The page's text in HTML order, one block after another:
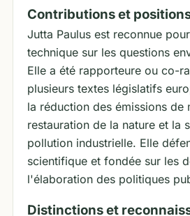
Contributions et
Jutta Paulus est reconnue
technique sur les questions
Elle a été rapporteure ou co-
plusieurs textes législatifs
la réduction des émissions de
restauration de la nature et la
pollution industrielle. Elle
scientifique et fondée sur les
l'élaboration des politiques
Distinctions et